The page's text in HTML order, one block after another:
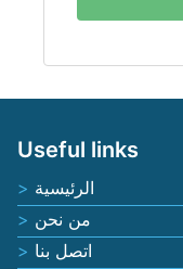
Useful links
الرئيسية
من نحن
اتصل بنا